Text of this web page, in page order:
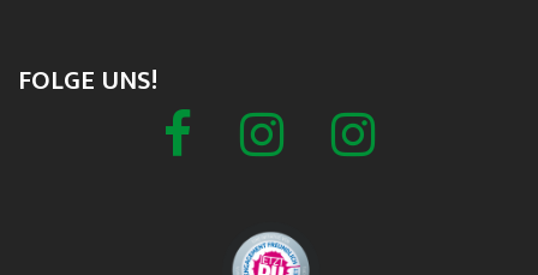
FOLGE UNS!
Facebook SchützenvereinSpielmannszug